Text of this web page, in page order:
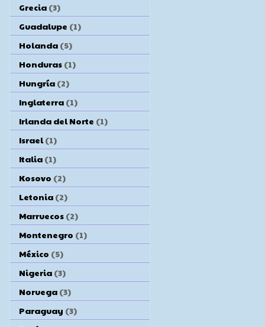
Grecia (3)
Guadalupe (1)
Holanda (5)
Honduras (1)
Hungría (2)
Inglaterra (1)
Irlanda del Norte (1)
Israel (1)
Italia (1)
Kosovo (2)
Letonia (2)
Marruecos (2)
Montenegro (1)
México (5)
Nigeria (3)
Noruega (3)
Paraguay (3)